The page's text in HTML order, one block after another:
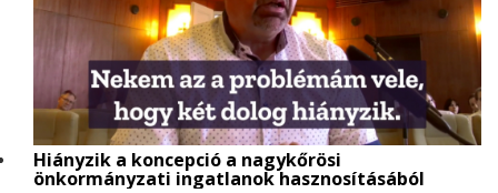
Hiányzik a koncepció a nagykőrösi
önkormányzati ingatlanok hasznosításából